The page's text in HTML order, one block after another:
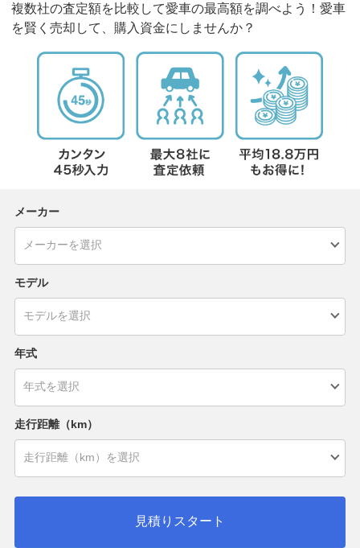
複数社の査定額を比較して愛車の最高額を調べよう！愛車
を賢く売却して、購入資金にしませんか？
メーカー
モデル
年式
走行距離（km）
見積りスタート